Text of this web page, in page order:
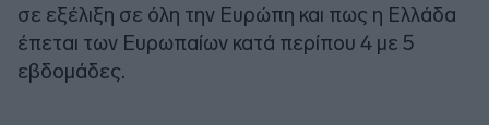
σε εξέλιξη σε όλη την Ευρώπη και πως η Ελλάδα
έπεται των Ευρωπαίων κατά περίπου 4 με 5
εβδομάδες.